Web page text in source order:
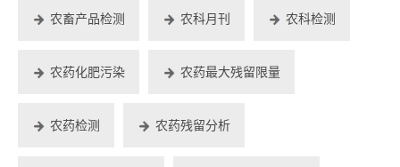
农畜产品检测 农科月刊 农科检测
农药化肥污染 农药最大残留限量
农药检测 农药残留分析